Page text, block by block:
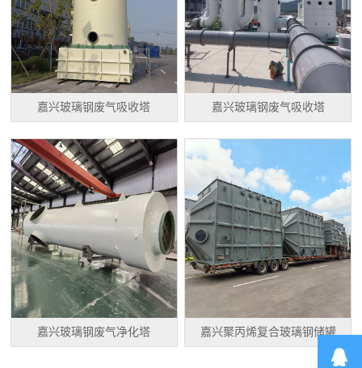
嘉兴玻璃钢废气吸收塔 嘉兴玻璃钢废气吸收塔
嘉兴玻璃钢废气净化塔 嘉兴聚丙烯复合玻璃钢储罐